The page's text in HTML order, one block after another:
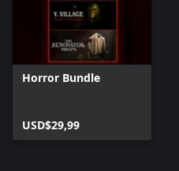
Horror Bundle
USD$29,99